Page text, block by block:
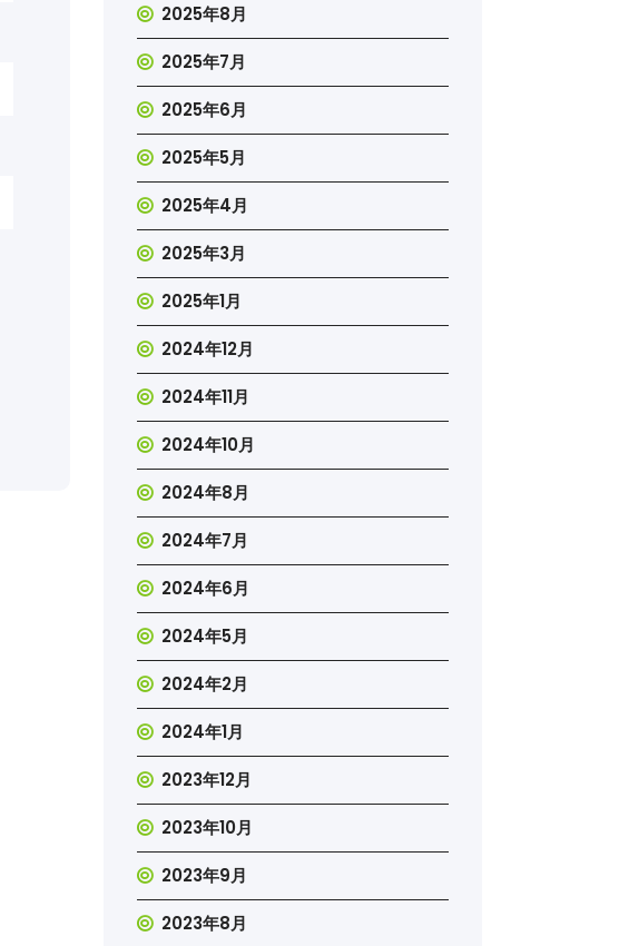
2025年8月
2025年7月
2025年6月
2025年5月
2025年4月
2025年3月
2025年1月
2024年12月
2024年11月
2024年10月
2024年8月
2024年7月
2024年6月
2024年5月
2024年2月
2024年1月
2023年12月
2023年10月
2023年9月
2023年8月